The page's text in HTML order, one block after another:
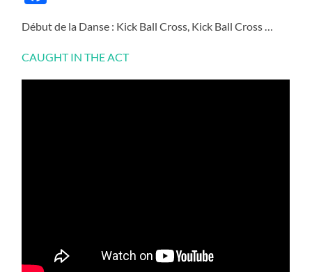
Début de la Danse : Kick Ball Cross, Kick Ball Cross …
CAUGHT IN THE ACT